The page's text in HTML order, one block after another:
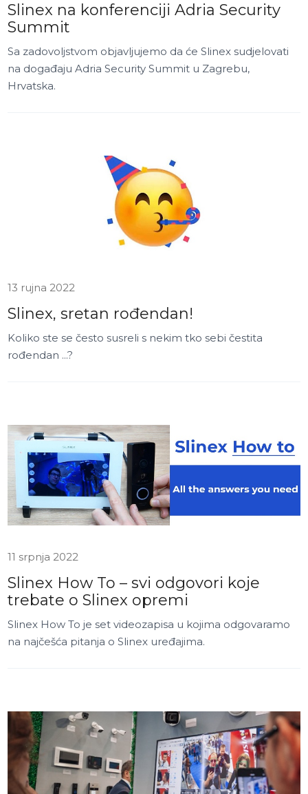
Slinex na konferenciji Adria Security
Summit
Sa zadovoljstvom objavljujemo da će Slinex sudjelovati
na događaju Adria Security Summit u Zagrebu,
Hrvatska.
13 rujna 2022
Slinex, sretan rođendan!
Koliko ste se često susreli s nekim tko sebi čestita
rođendan ...?
11 srpnja 2022
Slinex How To – svi odgovori koje
trebate o Slinex opremi
Slinex How To je set videozapisa u kojima odgovaramo
na najčešća pitanja o Slinex uređajima.